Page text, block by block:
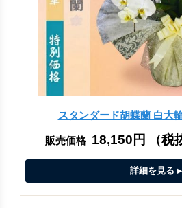
スタンダード胡蝶蘭 白大
販売価格 18,150円 （税